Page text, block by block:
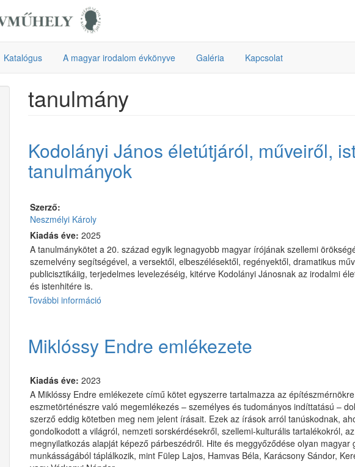
Katalógus A magyar irodalom évkönyve Galéria Kapcsolat
tanulmány
Kodolányi János életútjáról, műveiről,
tanulmányok
Szerző:
Neszmélyi Károly
Kiadás éve: 2025
A tanulmánykötet a 20. század egyik legnagyobb magyar írójának szellemi
szemelvény segítségével, a versektől, elbeszélésektől, regényektől, dramatikus
publicisztikáiig, terjedelmes levelezéséig, kitérve Kodolányi Jánosnak az irodalmi
és istenhitére is.
További információ
műveiről,
istenhitéről
kapcsolatosan
Miklóssy Endre emlékezete
Kiadás éve: 2023
A Miklóssy Endre emlékezete című kötet egyszerre tartalmazza az
eszmetörténészre való megemlékezés – személyes és tudományos indíttatású –
szerző eddig kötetben meg nem jelent írásait. Ezek az írások arról tanúskodnak,
gondolkodott a világról, nemzeti sorskérdésekről, szellemi-kulturális tartalékokról,
megnyilatkozás alapját képező párbeszédről. Hite és meggyőződése olyan magyar
munkásságából táplálkozik, mint Fülep Lajos, Hamvas Béla, Karácsony Sándor,